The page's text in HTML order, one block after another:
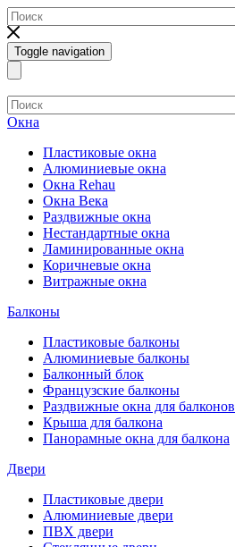
Toggle navigation
Окна
Пластиковые окна
Алюминиевые окна
Окна Rehau
Окна Века
Раздвижные окна
Нестандартные окна
Ламинированные окна
Коричневые окна
Витражные окна
Балконы
Пластиковые балконы
Алюминиевые балконы
Балконный блок
Французские балконы
Раздвижные окна для балконов
Крыша для балкона
Панорамные окна для балкона
Двери
Пластиковые двери
Алюминиевые двери
ПВХ двери